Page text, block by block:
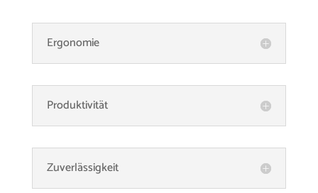
Ergonomie
Produktivität
Zuverlässigkeit